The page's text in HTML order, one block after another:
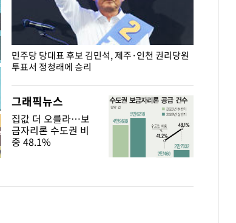
민주당 당대표 후보 김민석, 제주·인천 권리당원
투표서 정청래에 승리
그래픽뉴스
집값 더 오를라…보
금자리론 수도권 비
중 48.1%